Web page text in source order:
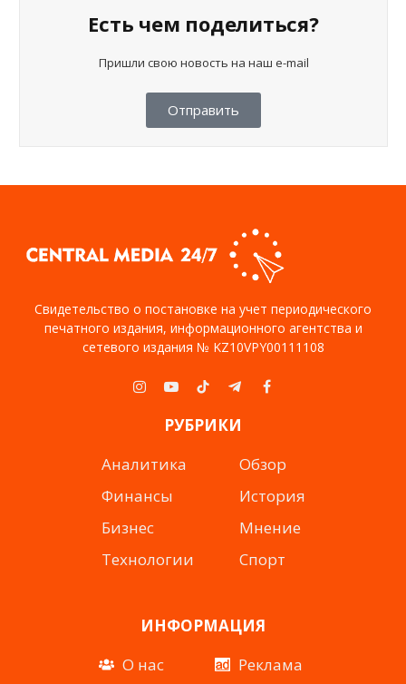
Есть чем поделиться?
Пришли свою новость на наш e-mail
Отправить
Свидетельство о постановке на учет периодического
печатного издания, информационного агентства и
сетевого издания № KZ10VPY00111108
Instagram
YouTubeTikTokTelegramFacebook
РУБРИКИ
Аналитика
Финансы
Бизнес
Технологии
Обзор
История
Мнение
Спорт
ИНФОРМАЦИЯ
О нас
Реклама